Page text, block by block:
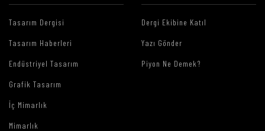
Tasarım Dergisi
Tasarım Haberleri
Endüstriyel Tasarım
Grafik Tasarım
İç Mimarlık
Mimarlık
Dergi Ekibine Katıl
Yazı Gönder
Piyon Ne Demek?